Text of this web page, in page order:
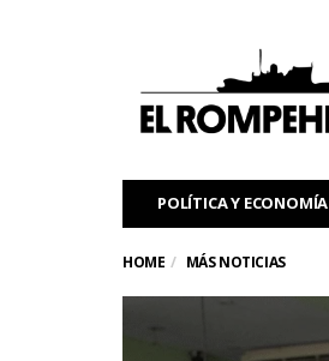
POLÍTICA Y ECONOMÍA
HOME MÁS NOTICIAS